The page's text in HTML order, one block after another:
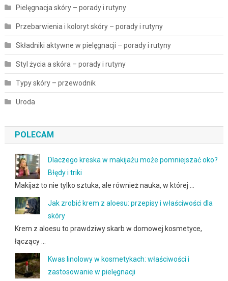
Pielęgnacja skóry – porady i rutyny
Przebarwienia i koloryt skóry – porady i rutyny
Składniki aktywne w pielęgnacji – porady i rutyny
Styl życia a skóra – porady i rutyny
Typy skóry – przewodnik
Uroda
POLECAM
Dlaczego kreska w makijażu może pomniejszać oko?
Błędy i triki
Makijaż to nie tylko sztuka, ale również nauka, w której …
Jak zrobić krem z aloesu: przepisy i właściwości dla
skóry
Krem z aloesu to prawdziwy skarb w domowej kosmetyce,
łączący …
Kwas linolowy w kosmetykach: właściwości i
zastosowanie w pielęgnacji